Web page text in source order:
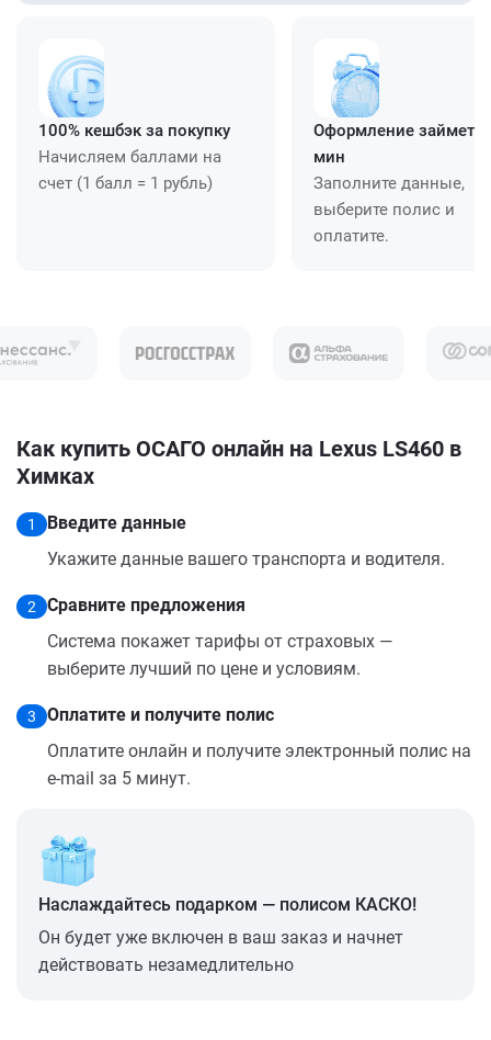
100% кешбэк за покупку
Начисляем баллами на
счет (1 балл = 1 рубль)
Оформление займет
мин
Заполните данные,
выберите полис и
оплатите.
Как купить ОСАГО онлайн на Lexus LS460 в
Химках
1
Введите данные
Укажите данные вашего транспорта и водителя.
2
Сравните предложения
Система покажет тарифы от страховых —
выберите лучший по цене и условиям.
3
Оплатите и получите полис
Оплатите онлайн и получите электронный полис на
e-mail за 5 минут.
Наслаждайтесь подарком — полисом КАСКО!
Он будет уже включен в ваш заказ и начнет
действовать незамедлительно